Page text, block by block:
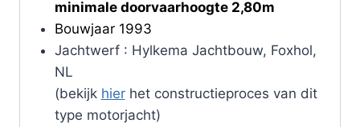
minimale doorvaarhoogte 2,80m
Bouwjaar 1993
Jachtwerf : Hylkema Jachtbouw, Foxhol,
NL
(bekijk hierhet constructieproces van dit
type motorjacht)